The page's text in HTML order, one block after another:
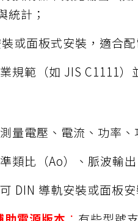
統計；
或面板式安裝，適合
規範（如 JIS C1111）
量電壓、電流、功率
類比（Ao）、脈波輸
可 DIN 導軌安裝或面板